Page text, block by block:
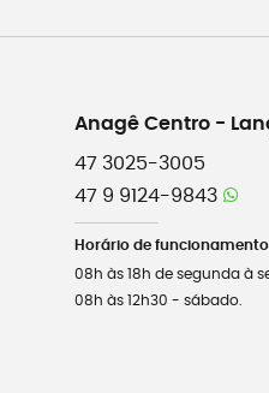
Anagê Centro -
47 3025-3005
47 9 9124-9843
Horário de
08h às 18h de segunda à
08h às 12h30 - sábado.